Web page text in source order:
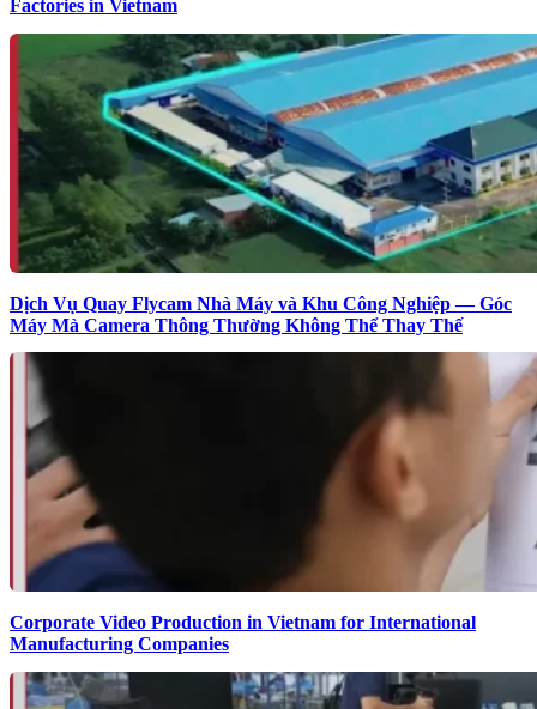
Factories in Vietnam
Dịch Vụ Quay Flycam Nhà Máy và Khu Công Nghiệp — Góc
Máy Mà Camera Thông Thường Không Thể Thay Thế
Corporate Video Production in Vietnam for International
Manufacturing Companies